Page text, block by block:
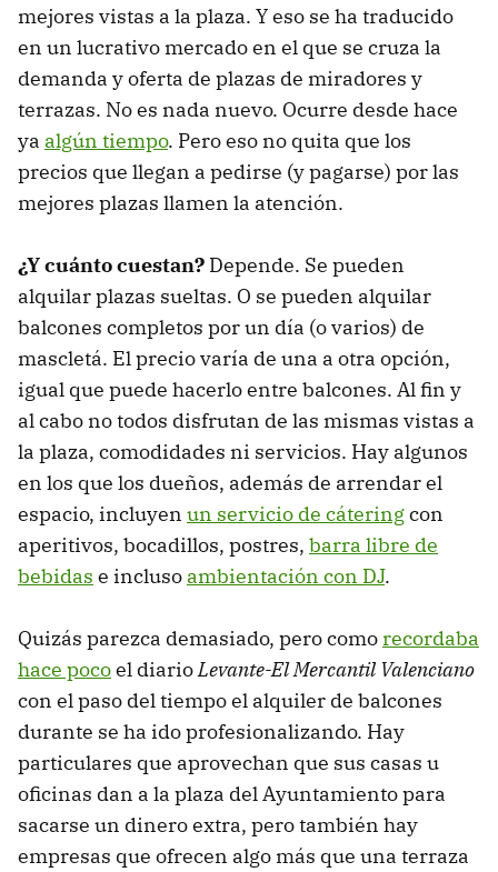
mejores vistas a la plaza. Y eso se ha traducido
en un lucrativo mercado en el que se cruza la
demanda y oferta de plazas de miradores y
terrazas. No es nada nuevo. Ocurre desde hace
ya algún tiempo. Pero eso no quita que los
precios que llegan a pedirse (y pagarse) por las
mejores plazas llamen la atención.
¿Y cuánto cuestan? Depende. Se pueden
alquilar plazas sueltas. O se pueden alquilar
balcones completos por un día (o varios) de
mascletá. El precio varía de una a otra opción,
igual que puede hacerlo entre balcones. Al fin y
al cabo no todos disfrutan de las mismas vistas a
la plaza, comodidades ni servicios. Hay algunos
en los que los dueños, además de arrendar el
espacio, incluyen un servicio de cáteringcon
aperitivos, bocadillos, postres, barra libre de
bebidas e incluso ambientación con DJ.
Quizás parezca demasiado, pero comorecordaba
hace pocoel diarioLevante-El Mercantil Valenciano
con el paso del tiempo el alquiler de balcones
durante se ha ido profesionalizando. Hay
particulares que aprovechan que sus casas u
oficinas dan a la plaza del Ayuntamiento para
sacarse un dinero extra, pero también hay
empresas que ofrecen algo más que una terraza